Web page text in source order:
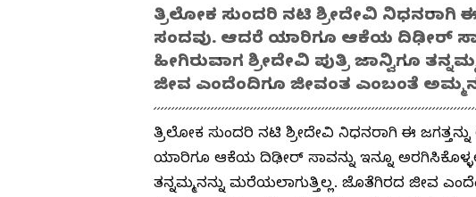
ತ್ರಿಲೋಕ ಸುಂದರಿ ನಟಿ ಶ್ರೀದೇವಿ ನಿಧನರಾಗಿ ಈ
ಸಂದವು. ಆದರೆ ಯಾರಿಗೂ ಆಕೆಯ ದಿಢೀರ್
ಹೀಗಿರುವಾಗ ಶ್ರೀದೇವಿ ಪುತ್ರಿ ಜಾನ್ವಿಗೂ
ಜೀವ ಎಂದೆಂದಿಗೂ ಜೀವಂತ ಎಂಬಂತೆ ಅಮ್ಮನ
ತ್ರಿಲೋಕ ಸುಂದರಿ ನಟಿ ಶ್ರೀದೇವಿ ನಿಧನರಾಗಿ ಈ
ಯಾರಿಗೂ ಆಕೆಯ ದಿಢೀರ್ ಸಾವನ್ನು ಇನ್ನೂ
ತನ್ನಮ್ಮನನ್ನು ಮರೆಯಲಾಗುತ್ತಿಲ್ಲ. ಜೊತೆಗಿರದ ಜೀವ